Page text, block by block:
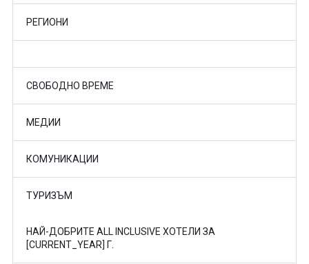
РЕГИОНИ
СВОБОДНО ВРЕМЕ
МЕДИИ
КОМУНИКАЦИИ
ТУРИЗЪМ
НАЙ-ДОБРИТЕ ALL INCLUSIVE ХОТЕЛИ ЗА
[CURRENT_YEAR] Г.